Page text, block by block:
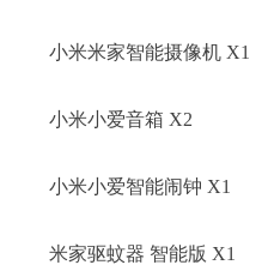
小米米家智能摄像机 X1
小米小爱音箱 X2
小米小爱智能闹钟 X1
米家驱蚊器 智能版 X1